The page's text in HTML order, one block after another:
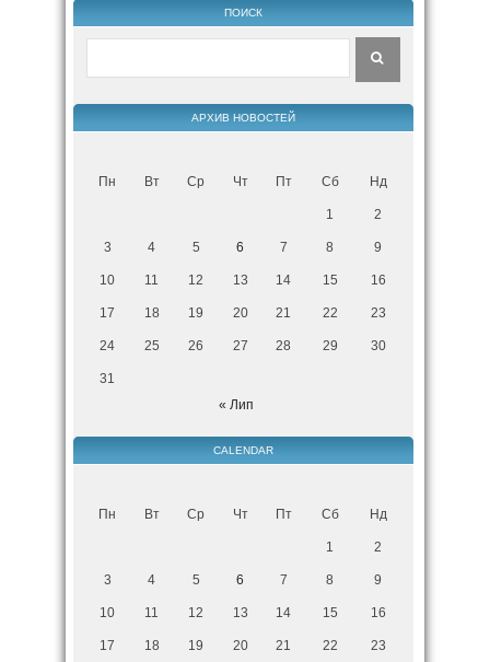
ПОИСК
АРХИВ НОВОСТЕЙ
Пн Вт Ср Чт Пт Сб Нд
1 2
3 4 5 6 7 8 9
10 11 12 13 14 15 16
17 18 19 20 21 22 23
24 25 26 27 28 29 30
31
« Лип
CALENDAR
Пн Вт Ср Чт Пт Сб Нд
1 2
3 4 5 6 7 8 9
10 11 12 13 14 15 16
17 18 19 20 21 22 23